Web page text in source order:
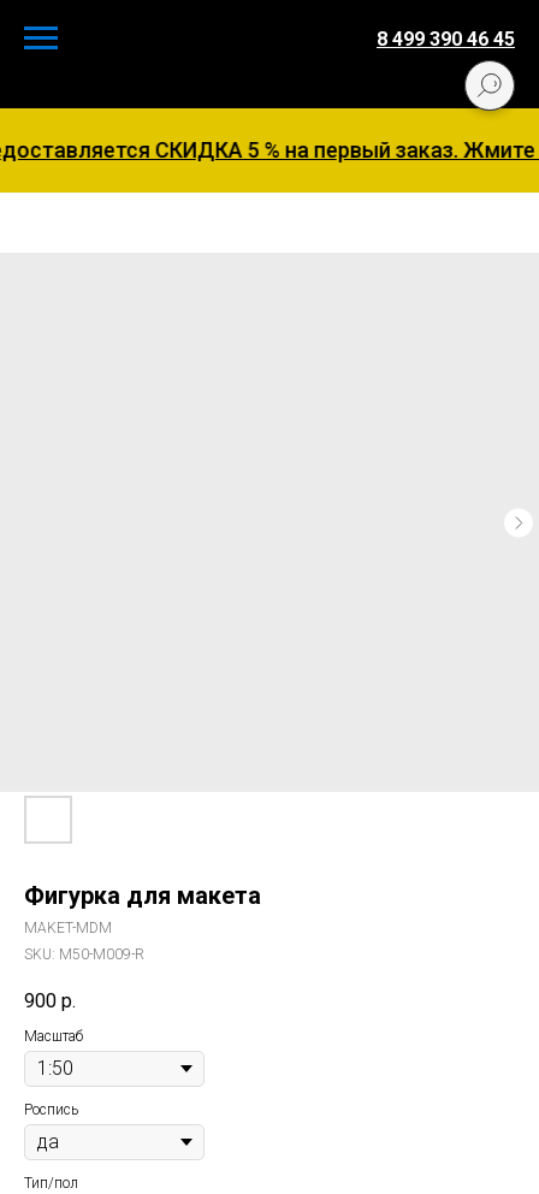
СКИДКА 5 % на первый заказ. Жмите
8 499 390 46 45
Фигурка для макета
MAKET-MDM
SKU: M50-M009-R
900 р.
Масштаб
Роспись
Тип/пол